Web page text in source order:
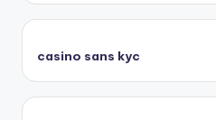
casino sans kyc